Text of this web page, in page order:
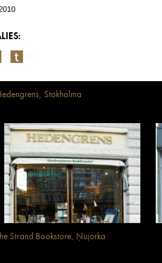
Stokholma
Strand Bookstore, Ņujorka